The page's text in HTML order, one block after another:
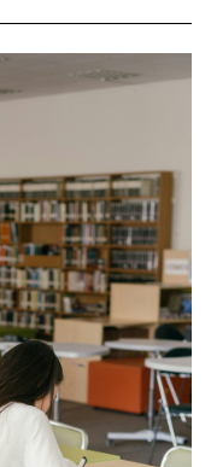
à mal la
d’un système
voire à…